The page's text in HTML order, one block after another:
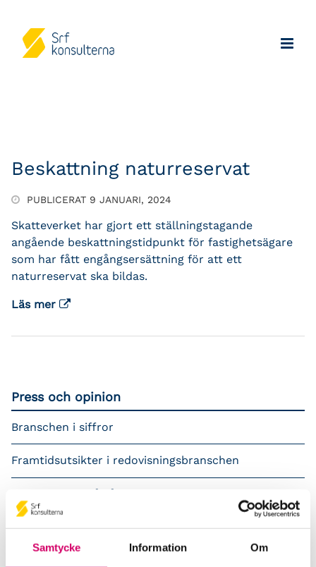
Samtycke Information Om
Beskattning naturreservat
PUBLICERAT 9 JANUARI, 2024
Skatteverket har gjort ett ställningstagande
angående beskattningstidpunkt för fastighetsägare
som har fått engångsersättning för att ett
naturreservat ska bildas.
Läs mer
Press och opinion
Branschen i siffror
Framtidsutsikter i redovisningsbranschen
Prenumerera på våra nyhetsbrev
Pressrum